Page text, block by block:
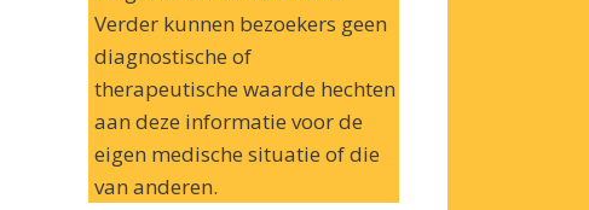
Verder kunnen bezoekers geen
diagnostische of
therapeutische waarde hechten
aan deze informatie voor de
eigen medische situatie of die
van anderen.